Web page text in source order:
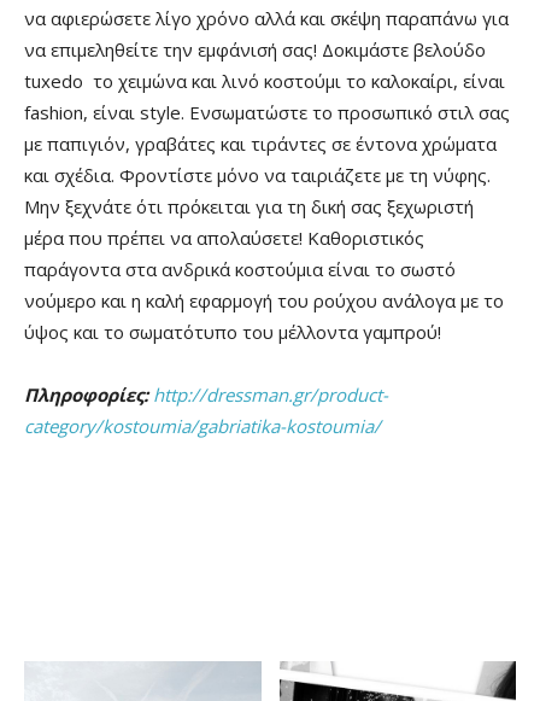
να αφιερώσετε λίγο χρόνο αλλά και σκέψη παραπάνω για
να επιμεληθείτε την εμφάνισή σας! Δοκιμάστε βελούδο
tuxedo το χειμώνα και λινό κοστούμι το καλοκαίρι, είναι
fashion, είναι style. Ενσωματώστε το προσωπικό στιλ σας
με παπιγιόν, γραβάτες και τιράντες σε έντονα χρώματα
και σχέδια. Φροντίστε μόνο να ταιριάζετε με τη νύφης.
Μην ξεχνάτε ότι πρόκειται για τη δική σας ξεχωριστή
μέρα που πρέπει να απολαύσετε! Καθοριστικός
παράγοντα στα ανδρικά κοστούμια είναι το σωστό
νούμερο και η καλή εφαρμογή του ρούχου ανάλογα με το
ύψος και το σωματότυπο του μέλλοντα γαμπρού!
Πληροφορίες: http://dressman.gr/product-
category/kostoumia/gabriatika-kostoumia/